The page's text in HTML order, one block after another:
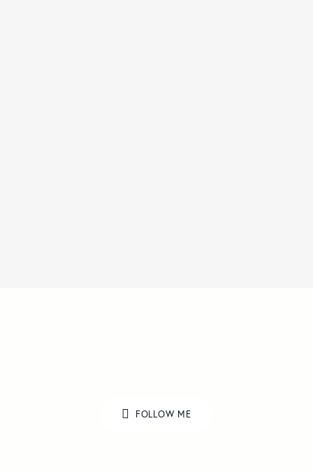
FOLLOW ME